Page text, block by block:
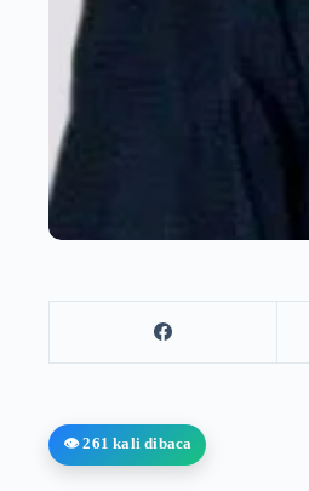
👁️ 261 kali dibaca